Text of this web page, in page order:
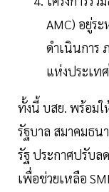
AMC) อยู่ร
ดำเนินการ
แห่งประเท
ทั้งนี้ บสย. พร้อม
รัฐบาล สมาคมธน
รัฐ ประกาศปรับล
เพื่อช่วยเหลือ